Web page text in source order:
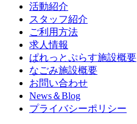
活動紹介
スタッフ紹介
ご利用方法
求人情報
ぱれっとぷらす施設概要
なごみ施設概要
お問い合わせ
News＆Blog
プライバシーポリシー